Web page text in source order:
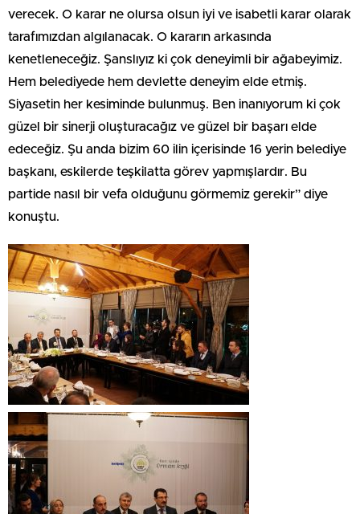
verecek. O karar ne olursa olsun iyi ve isabetli karar olarak
tarafımızdan algılanacak. O kararın arkasında
kenetleneceğiz. Şanslıyız ki çok deneyimli bir ağabeyimiz.
Hem belediyede hem devlette deneyim elde etmiş.
Siyasetin her kesiminde bulunmuş. Ben inanıyorum ki çok
güzel bir sinerji oluşturacağız ve güzel bir başarı elde
edeceğiz. Şu anda bizim 60 ilin içerisinde 16 yerin belediye
başkanı, eskilerde teşkilatta görev yapmışlardır. Bu
partide nasıl bir vefa olduğunu görmemiz gerekir” diye
konuştu.